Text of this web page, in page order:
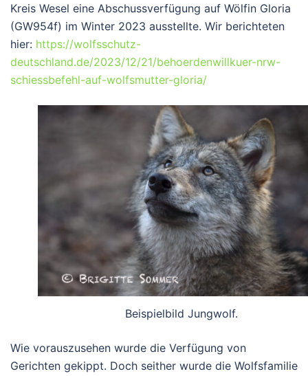
Kreis Wesel eine Abschussverfügung auf Wölfin Gloria
(GW954f) im Winter 2023 ausstellte. Wir berichteten
hier: https://wolfsschutz-
deutschland.de/2023/12/21/behoerdenwillkuer-nrw-
schiessbefehl-auf-wolfsmutter-gloria/
Beispielbild Jungwolf.
Wie vorauszusehen wurde die Verfügung von
Gerichten gekippt. Doch seither wurde die Wolfsfamilie